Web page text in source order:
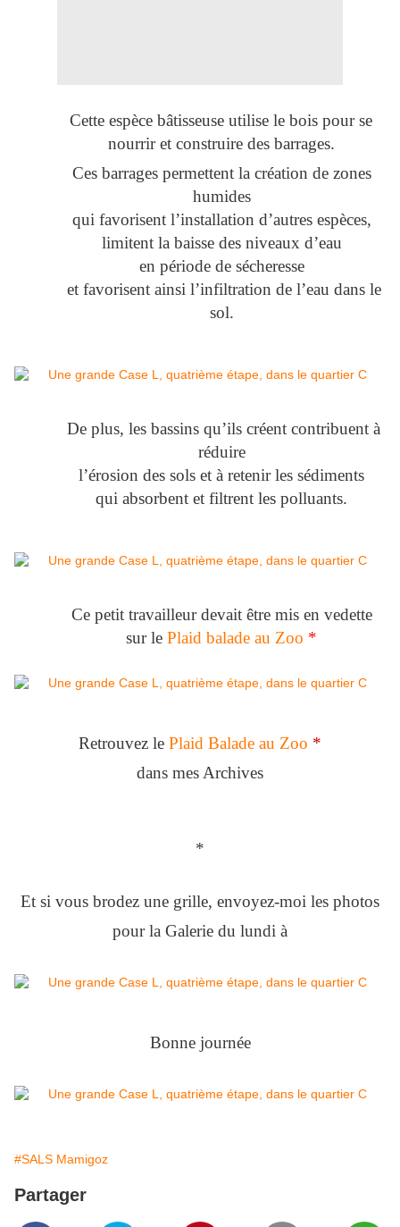
Cette espèce bâtisseuse utilise le bois pour se
nourrir et construire des barrages.
Ces barrages permettent la création de zones
humides
qui favorisent l’installation d’autres espèces,
limitent la baisse des niveaux d’eau
en période de sécheresse
et favorisent ainsi l’infiltration de l’eau dans le
sol.
De plus, les bassins qu’ils créent contribuent à
réduire
l’érosion des sols et à retenir les sédiments
qui absorbent et filtrent les polluants.
Ce petit travailleur devait être mis en vedette
sur le Plaid balade au Zoo *
Retrouvez le Plaid Balade au Zoo *
dans mes Archives
*
Et si vous brodez une grille, envoyez-moi les photos
pour la Galerie du lundi à
Bonne journée
#SALS Mamigoz
Partager